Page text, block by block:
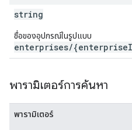
string
ชื่อของอุปกรณ์ในรูปแบบ
enterprises/
พารามิเตอร์การค้นหา
พารามิเตอร์